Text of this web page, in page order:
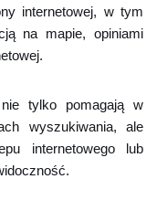
internetowej, w tym
na mapie, opiniami
nie tylko pomagają w
wyszukiwania, ale
internetowego lub